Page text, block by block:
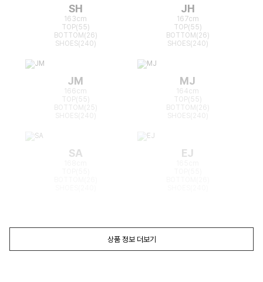
SH
163cm
TOP(55)
BOTTOM(26)
SHOES(240)
JH
167cm
TOP(55)
BOTTOM(26)
SHOES(240)
JM
166cm
TOP(55)
BOTTOM(25)
MJ
164cm
TOP(55)
BOTTOM(26)
SA EJ
상품 정보 더보기